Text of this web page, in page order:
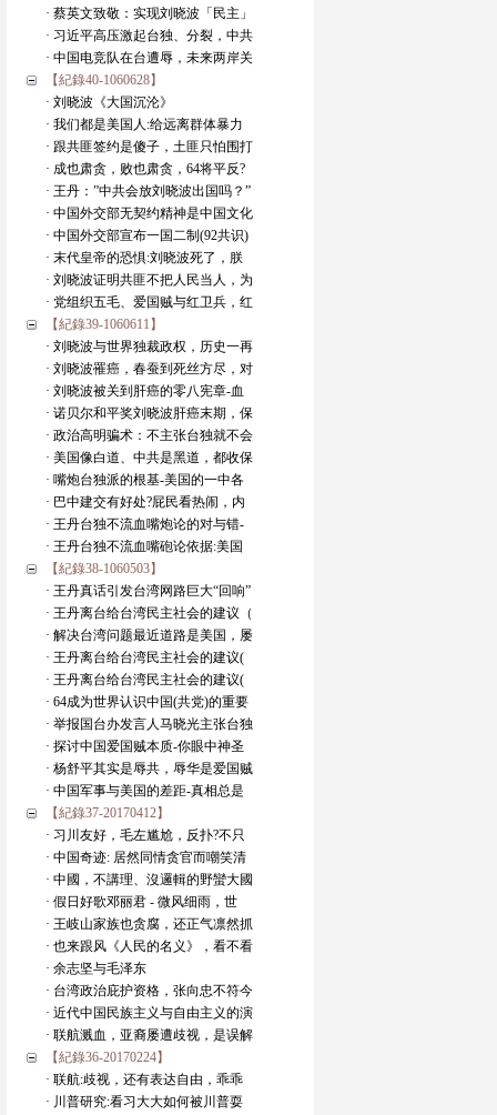
· 蔡英文致敬：实现刘晓波「民主」
· 习近平高压激起台独、分裂，中共
· 中国电竞队在台遭辱，未来两岸关
【紀錄40-1060628】
· 刘晓波《大国沉沦》
· 我们都是美国人:给远离群体暴力
· 跟共匪签约是傻子，土匪只怕围打
· 成也肃贪，败也肃贪，64将平反?
· 王丹：”中共会放刘晓波出国吗？”
· 中国外交部无契约精神是中国文化
· 中国外交部宣布一国二制(92共识)
· 末代皇帝的恐惧:刘晓波死了，朕
· 刘晓波证明共匪不把人民当人，为
· 党组织五毛、爱国贼与红卫兵，红
【紀錄39-1060611】
· 刘晓波与世界独裁政权，历史一再
· 刘晓波罹癌，春蚕到死丝方尽，对
· 刘晓波被关到肝癌的零八宪章-血
· 诺贝尔和平奖刘晓波肝癌末期，保
· 政治高明骗术：不主张台独就不会
· 美国像白道、中共是黑道，都收保
· 嘴炮台独派的根基-美国的一中各
· 巴中建交有好处?屁民看热闹，内
· 王丹台独不流血嘴炮论的对与错-
· 王丹台独不流血嘴砲论依据:美国
【紀錄38-1060503】
· 王丹真话引发台湾网路巨大“回响”
· 王丹离台给台湾民主社会的建议（
· 解决台湾问题最近道路是美国，屡
· 王丹离台给台湾民主社会的建议(
· 王丹离台给台湾民主社会的建议(
· 64成为世界认识中国(共党)的重要
· 举报国台办发言人马晓光主张台独
· 探讨中国爱国贼本质-你眼中神圣
· 杨舒平其实是辱共，辱华是爱国贼
· 中国军事与美国的差距-真相总是
【紀錄37-20170412】
· 习川友好，毛左尴尬，反扑?不只
· 中国奇迹: 居然同情贪官而嘲笑清
· 中國，不講理、沒邏輯的野蠻大國
· 假日好歌邓丽君 - 微风细雨，世
· 王岐山家族也贪腐，还正气凛然抓
· 也来跟风《人民的名义》，看不看
· 余志坚与毛泽东
· 台湾政治庇护资格，张向忠不符今
· 近代中国民族主义与自由主义的演
· 联航溅血，亚裔屡遭歧视，是误解
【紀錄36-20170224】
· 联航:歧视，还有表达自由，乖乖
· 川普研究:看习大大如何被川普耍